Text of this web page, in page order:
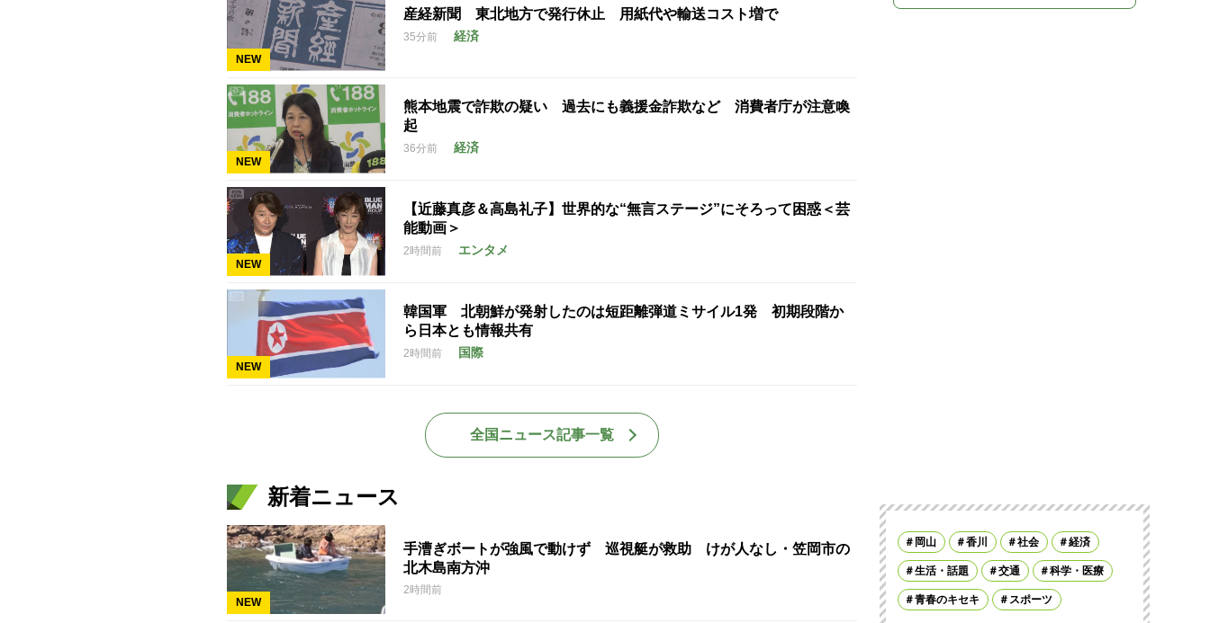
NEW
産経新聞 東北地方で発行休止 用紙代や輸送コスト増で
35分前 経済
NEW
熊本地震で詐欺の疑い 過去にも義援金詐欺など 消費者庁が注意喚
起
36分前 経済
NEW
【近藤真彦＆高島礼子】世界的な“無言ステージ”にそろって困惑＜芸
能動画＞
2時間前 エンタメ
NEW
韓国軍 北朝鮮が発射したのは短距離弾道ミサイル1発 初期段階か
ら日本とも情報共有
2時間前 国際
全国ニュース記事一覧
新着ニュース
NEW
手漕ぎボートが強風で動けず 巡視艇が救助 けが人なし・笠岡市の
北木島南方沖
2時間前
岡山 香川 社会 経済
生活・話題 交通 科学・医療
青春のキセキ スポーツ